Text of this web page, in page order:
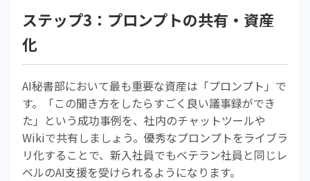
ステップ3：プロンプトの共有・資産
化
AI秘書部において最も重要な資産は「プロンプト」で
す。「この聞き方をしたらすごく良い議事録ができ
た」という成功事例を、社内のチャットツールや
Wikiで共有しましょう。優秀なプロンプトをライブラ
リ化することで、新入社員でもベテラン社員と同じレ
ベルのAI支援を受けられるようになります。